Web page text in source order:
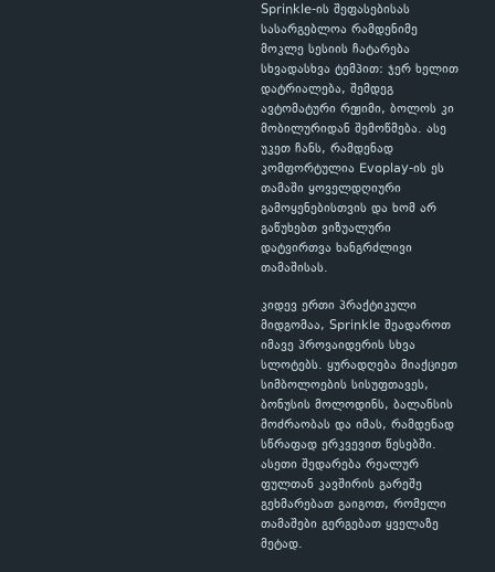
Sprinkle-ის შეფასებისას
სასარგებლოა რამდენიმე
მოკლე სესიის ჩატარება
სხვადასხვა ტემპით: ჯერ ხელით
დატრიალება, შემდეგ
ავტომატური რეჟიმი, ბოლოს კი
მობილურიდან შემოწმება. ასე
უკეთ ჩანს, რამდენად
კომფორტულია Evoplay-ის ეს
თამაში ყოველდღიური
გამოყენებისთვის და ხომ არ
გაწუხებთ ვიზუალური
დატვირთვა ხანგრძლივი
თამაშისას.
კიდევ ერთი პრაქტიკული
მიდგომაა, Sprinkle შეადაროთ
იმავე პროვაიდერის სხვა
სლოტებს. ყურადღება მიაქციეთ
სიმბოლოების სისუფთავეს,
ბონუსის მოლოდინს, ბალანსის
მოძრაობას და იმას, რამდენად
სწრაფად ერკვევით წესებში.
ასეთი შედარება რეალურ
ფულთან კავშირის გარეშე
გეხმარებათ გაიგოთ, რომელი
თამაშები გერგებათ ყველაზე
მეტად.